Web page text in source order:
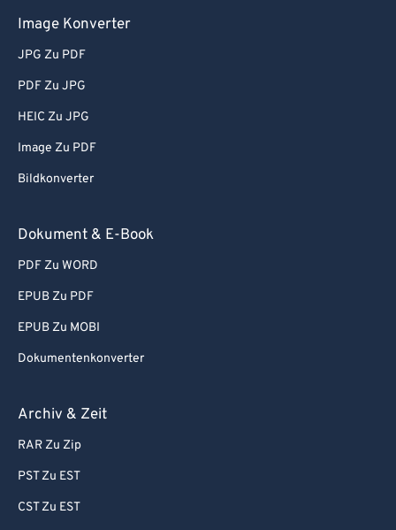
Image Konverter
JPG Zu PDF
PDF Zu JPG
HEIC Zu JPG
Image Zu PDF
Bildkonverter
Dokument & E-Book
PDF Zu WORD
EPUB Zu PDF
EPUB Zu MOBI
Dokumentenkonverter
Archiv & Zeit
RAR Zu Zip
PST Zu EST
CST Zu EST